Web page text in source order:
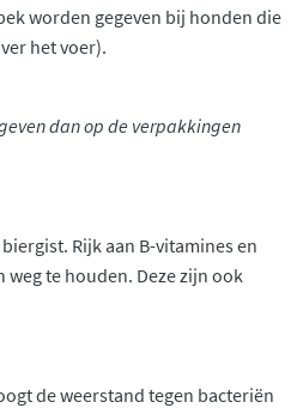
worden gegeven bij honden die
het voer).
dan op de verpakkingen
Rijk aan B-vitamines en
te houden. Deze zijn ook
de weerstand tegen bacteriën